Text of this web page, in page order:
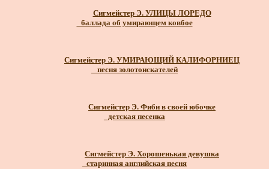
Сигмейстер Э. УЛИЦЫ ЛОРЕДО
_баллада об умирающем ковбое
Сигмейстер Э. УМИРАЮЩИЙ КАЛИФОРНИЕЦ
_ песня золотоискателей
Сигмейстер Э. Фиби в своей юбочке
_детская песенка
Сигмейстер Э. Хорошенькая девушка
_старинная английская песня